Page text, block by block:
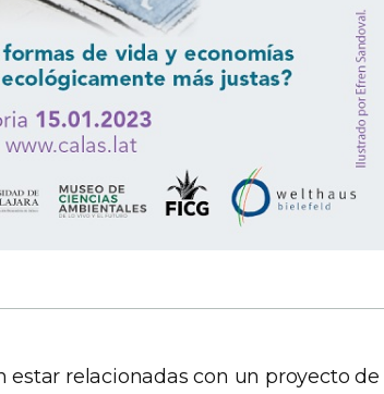
estar relacionadas con un proyecto de